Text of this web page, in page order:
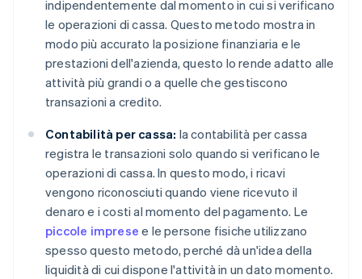
indipendentemente dal momento in cui si verificano
le operazioni di cassa. Questo metodo mostra in
modo più accurato la posizione finanziaria e le
prestazioni dell'azienda, questo lo rende adatto alle
attività più grandi o a quelle che gestiscono
transazioni a credito.
Contabilità per cassa: la contabilità per cassa
registra le transazioni solo quando si verificano le
operazioni di cassa. In questo modo, i ricavi
vengono riconosciuti quando viene ricevuto il
denaro e i costi al momento del pagamento. Le
piccole imprese e le persone fisiche utilizzano
spesso questo metodo, perché dà un'idea della
liquidità di cui dispone l'attività in un dato momento.